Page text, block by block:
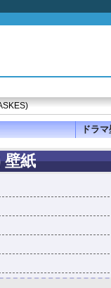
ドラ
壁紙